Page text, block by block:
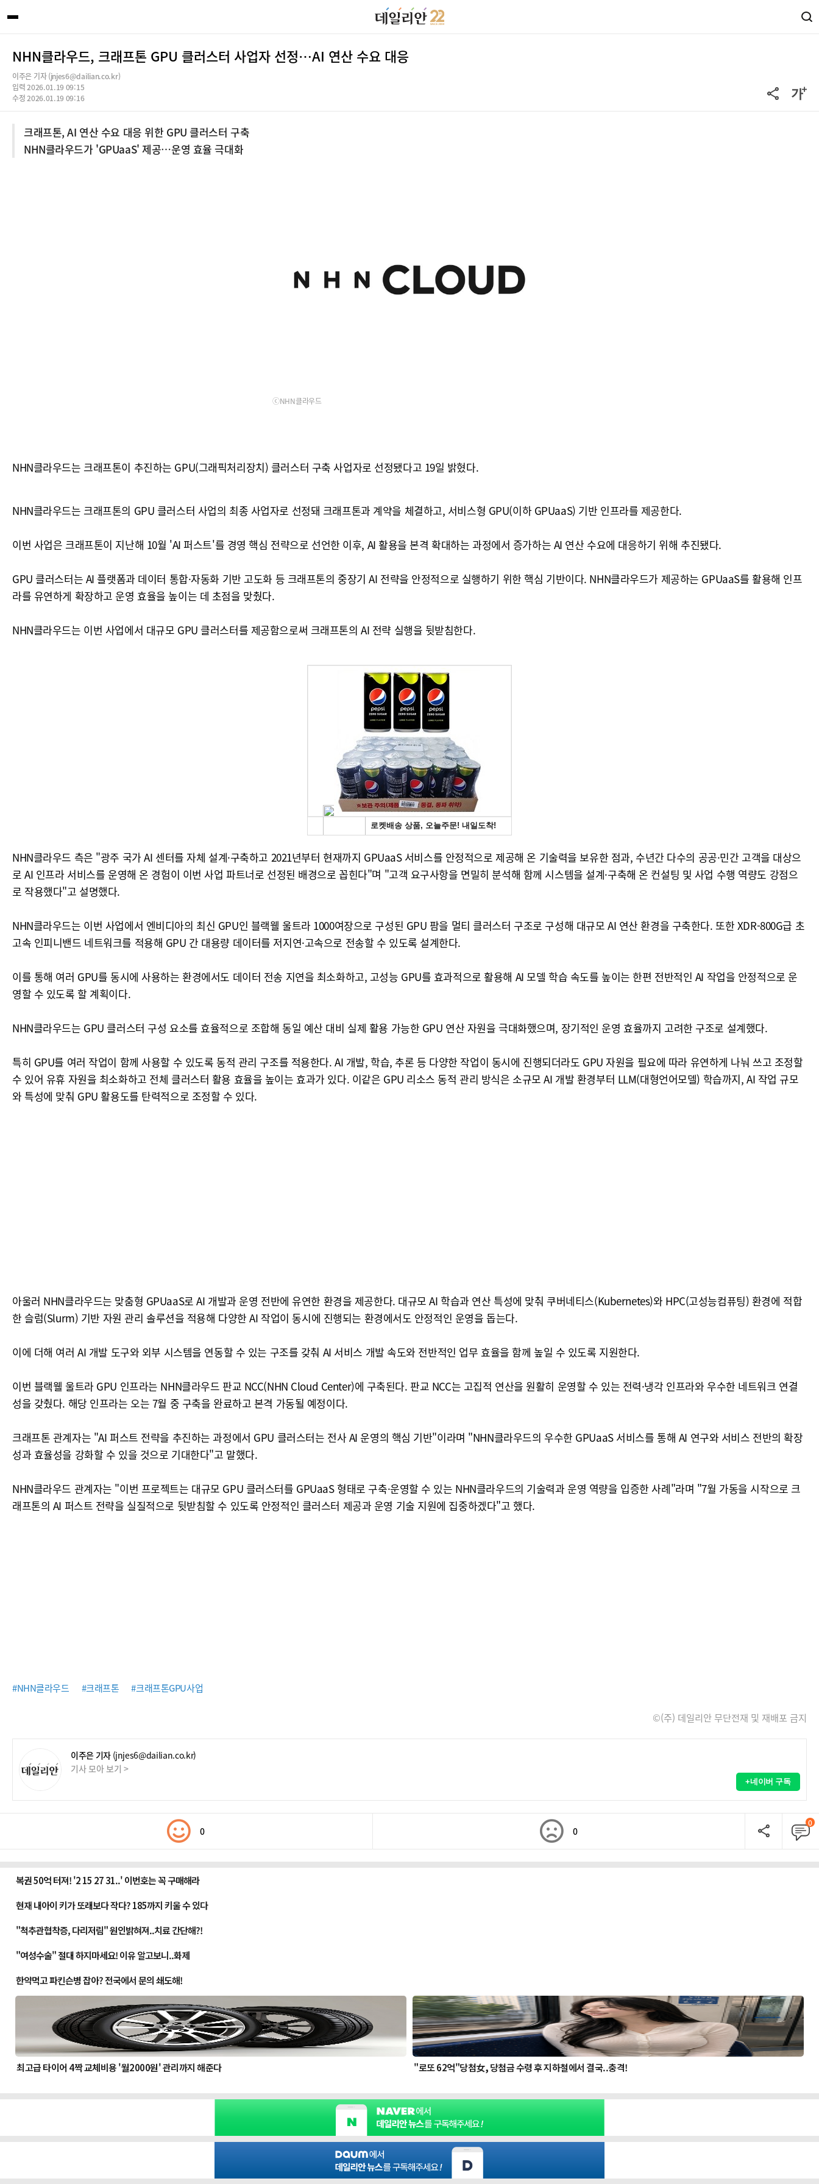
NHN클라우드, 크래프톤 GPU 클러스터 사업자 선정…AI 연산 수요 대응
이주은 기자 (jnjes6@dailian.co.kr)
입력 2026.01.19 09:15
수정 2026.01.19 09:16
크래프톤, AI 연산 수요 대응 위한 GPU 클러스터 구축
NHN클라우드가 'GPUaaS' 제공…운영 효율 극대화
ⓒNHN클라우드
NHN클라우드는 크래프톤이 추진하는 GPU(그래픽처리장치) 클러스터 구축 사업자로 선정됐다고 19일 밝혔다.
NHN클라우드는 크래프톤의 GPU 클러스터 사업의 최종 사업자로 선정돼 크래프톤과 계약을 체결하고, 서비스형 GPU(이하 GPUaaS) 기반 인프라를 제공한다.
이번 사업은 크래프톤이 지난해 10월 'AI 퍼스트'를 경영 핵심 전략으로 선언한 이후, AI 활용을 본격 확대하는 과정에서 증가하는 AI 연산 수요에 대응하기 위해 추진됐다.
GPU 클러스터는 AI 플랫폼과 데이터 통합·자동화 기반 고도화 등 크래프톤의 중장기 AI 전략을 안정적으로 실행하기 위한 핵심 기반이다. NHN클라우드가 제공하는 GPUaaS를 활용해 인프
라를 유연하게 확장하고 운영 효율을 높이는 데 초점을 맞췄다.
NHN클라우드는 이번 사업에서 대규모 GPU 클러스터를 제공함으로써 크래프톤의 AI 전략 실행을 뒷받침한다.
NHN클라우드 측은 "광주 국가 AI 센터를 자체 설계·구축하고 2021년부터 현재까지 GPUaaS 서비스를 안정적으로 제공해 온 기술력을 보유한 점과, 수년간 다수의 공공·민간 고객을 대상으
로 AI 인프라 서비스를 운영해 온 경험이 이번 사업 파트너로 선정된 배경으로 꼽힌다"며 "고객 요구사항을 면밀히 분석해 함께 시스템을 설계·구축해 온 컨설팅 및 사업 수행 역량도 강점으
로 작용했다"고 설명했다.
NHN클라우드는 이번 사업에서 엔비디아의 최신 GPU인 블랙웰 울트라 1000여장으로 구성된 GPU 팜을 멀티 클러스터 구조로 구성해 대규모 AI 연산 환경을 구축한다. 또한 XDR-800G급 초
고속 인피니밴드 네트워크를 적용해 GPU 간 대용량 데이터를 저지연·고속으로 전송할 수 있도록 설계한다.
이를 통해 여러 GPU를 동시에 사용하는 환경에서도 데이터 전송 지연을 최소화하고, 고성능 GPU를 효과적으로 활용해 AI 모델 학습 속도를 높이는 한편 전반적인 AI 작업을 안정적으로 운
영할 수 있도록 할 계획이다.
NHN클라우드는 GPU 클러스터 구성 요소를 효율적으로 조합해 동일 예산 대비 실제 활용 가능한 GPU 연산 자원을 극대화했으며, 장기적인 운영 효율까지 고려한 구조로 설계했다.
특히 GPU를 여러 작업이 함께 사용할 수 있도록 동적 관리 구조를 적용한다. AI 개발, 학습, 추론 등 다양한 작업이 동시에 진행되더라도 GPU 자원을 필요에 따라 유연하게 나눠 쓰고 조정할
수 있어 유휴 자원을 최소화하고 전체 클러스터 활용 효율을 높이는 효과가 있다. 이같은 GPU 리소스 동적 관리 방식은 소규모 AI 개발 환경부터 LLM(대형언어모델) 학습까지, AI 작업 규모
와 특성에 맞춰 GPU 활용도를 탄력적으로 조정할 수 있다.
아울러 NHN클라우드는 맞춤형 GPUaaS로 AI 개발과 운영 전반에 유연한 환경을 제공한다. 대규모 AI 학습과 연산 특성에 맞춰 쿠버네티스(Kubernetes)와 HPC(고성능컴퓨팅) 환경에 적합
한 슬럼(Slurm) 기반 자원 관리 솔루션을 적용해 다양한 AI 작업이 동시에 진행되는 환경에서도 안정적인 운영을 돕는다.
이에 더해 여러 AI 개발 도구와 외부 시스템을 연동할 수 있는 구조를 갖춰 AI 서비스 개발 속도와 전반적인 업무 효율을 함께 높일 수 있도록 지원한다.
이번 블랙웰 울트라 GPU 인프라는 NHN클라우드 판교 NCC(NHN Cloud Center)에 구축된다. 판교 NCC는 고집적 연산을 원활히 운영할 수 있는 전력·냉각 인프라와 우수한 네트워크 연결
성을 갖췄다. 해당 인프라는 오는 7월 중 구축을 완료하고 본격 가동될 예정이다.
크래프톤 관계자는 "AI 퍼스트 전략을 추진하는 과정에서 GPU 클러스터는 전사 AI 운영의 핵심 기반"이라며 "NHN클라우드의 우수한 GPUaaS 서비스를 통해 AI 연구와 서비스 전반의 확장
성과 효율성을 강화할 수 있을 것으로 기대한다"고 말했다.
NHN클라우드 관계자는 "이번 프로젝트는 대규모 GPU 클러스터를 GPUaaS 형태로 구축·운영할 수 있는 NHN클라우드의 기술력과 운영 역량을 입증한 사례"라며 "7월 가동을 시작으로 크
래프톤의 AI 퍼스트 전략을 실질적으로 뒷받침할 수 있도록 안정적인 클러스터 제공과 운영 기술 지원에 집중하겠다"고 했다.
#NHN클라우드 #크래프톤 #크래프톤GPU사업
©(주) 데일리안 무단전재 및 재배포 금지
이주은 기자 (jnjes6@dailian.co.kr)
기사 모아 보기 >
+네이버 구독
0 0
0